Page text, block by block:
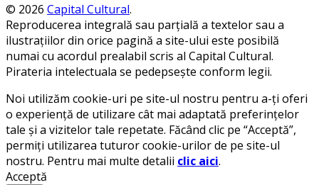
© 2026 Capital Cultural.
Reproducerea integrală sau parțială a textelor sau a
ilustrațiilor din orice pagină a site-ului este posibilă
numai cu acordul prealabil scris al Capital Cultural.
Pirateria intelectuala se pedepsește conform legii.
Noi utilizăm cookie-uri pe site-ul nostru pentru a-ți oferi
o experiență de utilizare cât mai adaptată preferințelor
tale și a vizitelor tale repetate. Făcând clic pe “Acceptă”,
permiți utilizarea tuturor cookie-urilor de pe site-ul
nostru. Pentru mai multe detalii clic aici.
Acceptă